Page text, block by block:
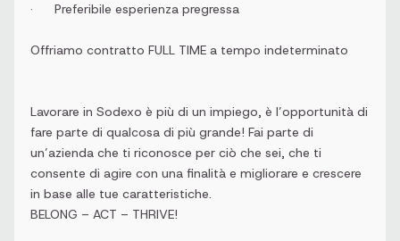
· Preferibile esperienza pregressa
Offriamo contratto FULL TIME a tempo indeterminato
Lavorare in Sodexo è più di un impiego, è l’opportunità di
fare parte di qualcosa di più grande! Fai parte di
un’azienda che ti riconosce per ciò che sei, che ti
consente di agire con una finalità e migliorare e crescere
in base alle tue caratteristiche.
BELONG – ACT – THRIVE!